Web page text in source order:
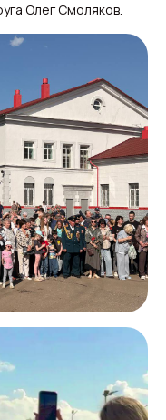
Олег Смоляков.